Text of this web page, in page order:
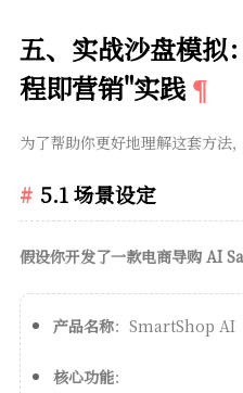
五、实战沙盘模拟
程即营销"实践
为了帮助你更好地理解这套方法
5.1 场景设定
假设你开发了一款电商导购 AI
产品名称：SmartShop AI
核心功能：